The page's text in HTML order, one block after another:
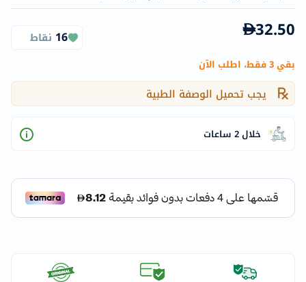
32.50
16 نقاط
بقي 3 فقط، اطلب الآن
يجب تحميل الوصفة الطبية
خلال 2 ساعات